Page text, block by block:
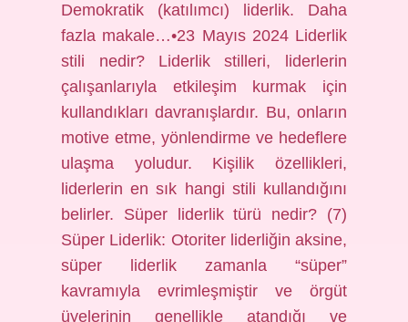
Demokratik (katılımcı) liderlik. Daha
fazla makale…•23 Mayıs 2024 Liderlik
stili nedir? Liderlik stilleri, liderlerin
çalışanlarıyla etkileşim kurmak için
kullandıkları davranışlardır. Bu, onların
motive etme, yönlendirme ve hedeflere
ulaşma yoludur. Kişilik özellikleri,
liderlerin en sık hangi stili kullandığını
belirler. Süper liderlik türü nedir? (7)
Süper Liderlik: Otoriter liderliğin aksine,
süper liderlik zamanla “süper”
kavramıyla evrimleşmiştir ve örgüt
üyelerinin genellikle atandığı ve